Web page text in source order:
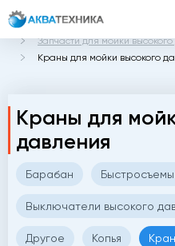
Главная Каталог
Запчасти для мойки
Краны для мойки высокого
Краны для
давления
Барабан
Выключатели высокого
Другое Копья